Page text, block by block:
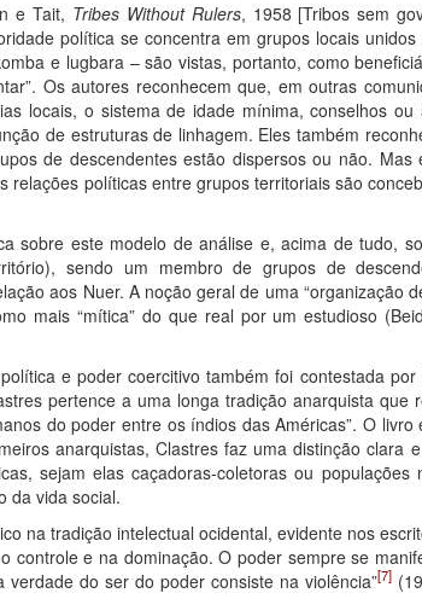
e Tait, Tribes Without Rulers, 1958 [Tribos sem
política se concentra em grupos locais
e lugbara – são vistas, portanto, como
Os autores reconhecem que, em outras
locais, o sistema de idade mínima, conselhos
de estruturas de linhagem. Eles também
de descendentes estão dispersos ou não.
relações políticas entre grupos territoriais são
sobre este modelo de análise e, acima de tudo,
sendo um membro de grupos de
aos Nuer. A noção geral de uma “organização
mais “mítica” do que real por um estudioso
e poder coercitivo também foi contestada
pertence a uma longa tradição anarquista
do poder entre os índios das Américas”. O
anarquistas, Clastres faz uma distinção
sejam elas caçadoras-coletoras ou
da vida social.
na tradição intelectual ocidental, evidente nos
controle e na dominação. O poder sempre se
do ser do poder consiste na violência”[7]